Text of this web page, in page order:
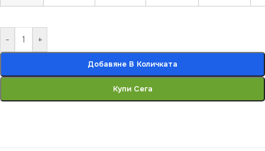
- +
Добавяне В Количката
Купи Сега